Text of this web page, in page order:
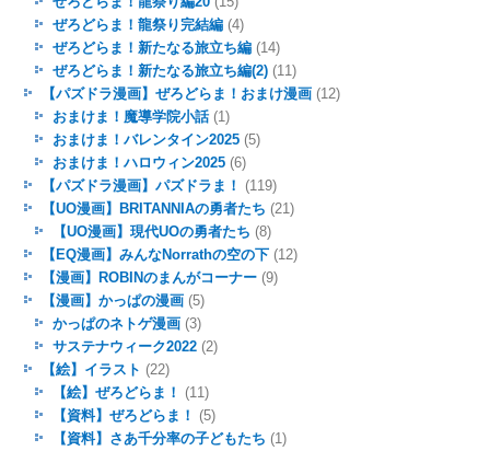
ぜろどらま！龍祭り完結編(4)
ぜろどらま！新たなる旅立ち編(14)
ぜろどらま！新たなる旅立ち編(2)(11)
【パズドラ漫画】ぜろどらま！おまけ漫画(12)
おまけま！魔導学院小話(1)
おまけま！バレンタイン2025(5)
おまけま！ハロウィン2025(6)
【パズドラ漫画】パズドラま！
(119)
【UO漫画】BRITANNIAの勇者たち (21)
【UO漫画】現代UOの勇者たち (8)
【EQ漫画】みんなNorrathの空の下(12)
【漫画】ROBINのまんがコーナー(9)
【漫画】かっぱの漫画(5)
かっぱのネトゲ漫画(3)
サステナウィーク2022(2)
【絵】イラスト (22)
【絵】ぜろどらま！
(11)
【資料】ぜろどらま！
(5)
【資料】さあ千分率の子どもたち (1)